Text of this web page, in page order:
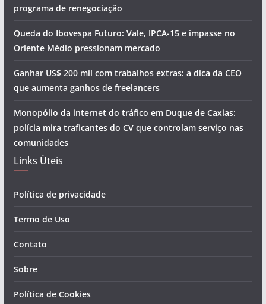
programa de renegociação
Queda do Ibovespa Futuro: Vale, IPCA-15 e impasse no
Oriente Médio pressionam mercado
Ganhar US$ 200 mil com trabalhos extras: a dica da CEO
que aumenta ganhos de freelancers
Monopólio da internet do tráfico em Duque de Caxias:
polícia mira traficantes do CV que controlam serviço nas
comunidades
Links Ùteis
Política de privacidade
Termo de Uso
Contato
Sobre
Política de Cookies